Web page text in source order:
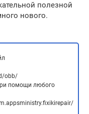
полезной
нового.
obb/
помощи любого